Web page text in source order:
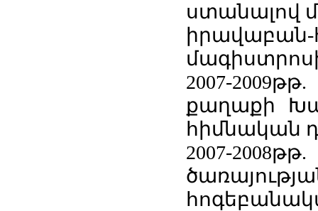
ստանալով
2007-
քաղաքի
հիմնական
2007-